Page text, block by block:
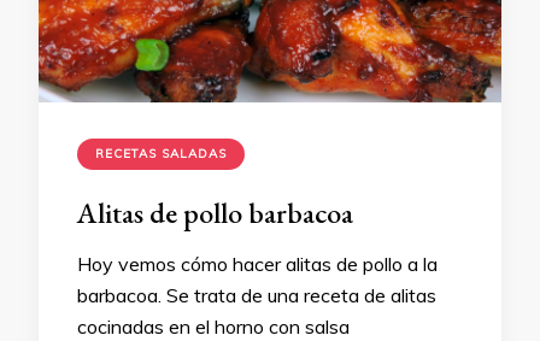
RECETAS SALADAS
Alitas de pollo barbacoa
Hoy vemos cómo hacer alitas de pollo a la
barbacoa. Se trata de una receta de alitas
cocinadas en el horno con salsa